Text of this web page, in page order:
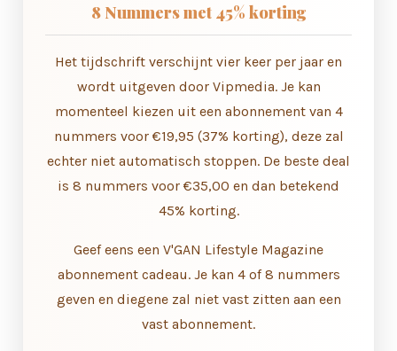
8 Nummers met 45% korting
Het tijdschrift verschijnt vier keer per jaar en
wordt uitgeven door Vipmedia. Je kan
momenteel kiezen uit een abonnement van 4
nummers voor €19,95 (37% korting), deze zal
echter niet automatisch stoppen. De beste deal
is 8 nummers voor €35,00 en dan betekend
45% korting.
Geef eens een V'GAN Lifestyle Magazine
abonnement cadeau. Je kan 4 of 8 nummers
geven en diegene zal niet vast zitten aan een
vast abonnement.